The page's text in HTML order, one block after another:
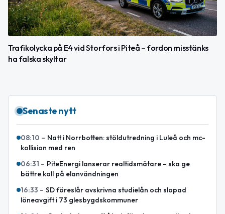
Trafikolycka på E4 vid Storfors i Piteå – fordon misstänks
ha falska skyltar
Senaste nytt
08:10 – Natt i Norrbotten: stöldutredning i Luleå och mc-
kollision med ren
06:31 – PiteEnergi lanserar realtidsmätare – ska ge
bättre koll på elanvändningen
16:33 – SD föreslår avskrivna studielån och slopad
löneavgift i 73 glesbygdskommuner